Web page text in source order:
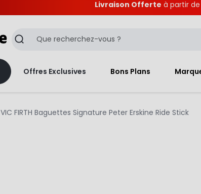
Livraison Offerte à partir
Recherche
Offres Exclusives Bons Plans
VIC FIRTH Baguettes Signature Peter Erskine Ride Stick